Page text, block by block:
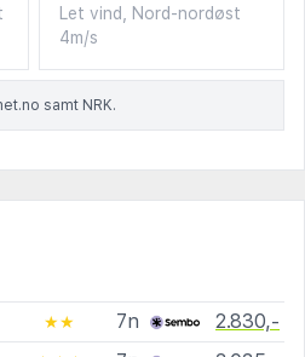
Let vind, Nord-nordøst
4m/s
samt NRK.
★★ 7n
2.830,-